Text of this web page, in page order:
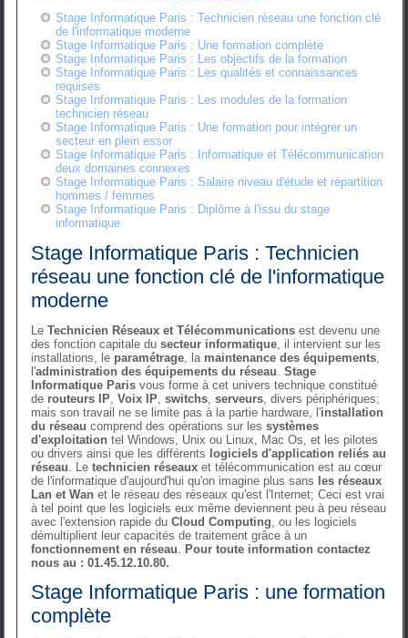
Stage Informatique Paris : Technicien réseau une fonction clé
de l'informatique moderne
Stage Informatique Paris : Une formation complète
Stage Informatique Paris : Les objectifs de la formation
Stage Informatique Paris : Les qualités et connaissances
requises
Stage Informatique Paris : Les modules de la formation
technicien réseau
Stage Informatique Paris : Une formation pour intégrer un
secteur en plein essor
Stage Informatique Paris : Informatique et Télécommunication
deux domaines connexes
Stage Informatique Paris : Salaire niveau d'étude et répartition
hommes / femmes
Stage Informatique Paris : Diplôme à l'issu du stage
informatique
Stage Informatique Paris : Technicien
réseau une fonction clé de l'informatique
moderne
LeTechnicien Réseaux et Télécommunications est devenu une
des fonction capitale dusecteur informatique, il intervient sur les
installations, le paramétrage, la maintenance des équipements,
l'administration des équipements du réseau.Stage
Informatique Paris vous forme à cet univers technique constitué
de routeurs IP,Voix IP,switchs,serveurs, divers périphériques;
mais son travail ne se limite pas à la partie hardware, l'installation
du réseau comprend des opérations sur lessystèmes
d'exploitation tel Windows, Unix ou Linux, Mac Os, et les pilotes
ou drivers ainsi que les différents logiciels d'application reliés au
réseau. Letechnicien réseaux et télécommunication est au cœur
de l'informatique d'aujourd'hui qu'on imagine plus sans les réseaux
Lan et Wan et le réseau des réseaux qu'est l'Internet; Ceci est vrai
à tel point que les logiciels eux même deviennent peu à peu réseau
avec l'extension rapide duCloud Computing, ou les logiciels
démultiplient leur capacités de traitement grâce à un
fonctionnement en réseau. Pour toute information contactez
nous au : 01.45.12.10.80.
Stage Informatique Paris : une formation
complète